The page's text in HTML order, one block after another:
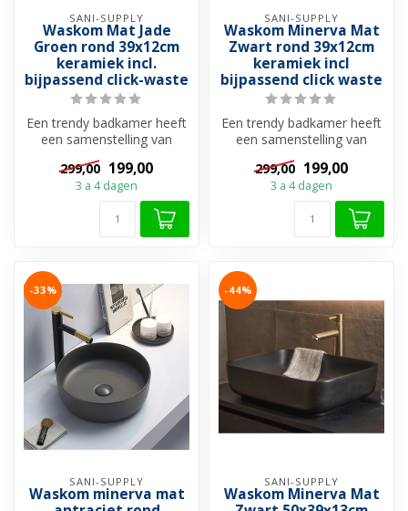
SANI-SUPPLY
Waskom Mat Jade
Groen rond 39x12cm
keramiek incl.
bijpassend click-waste
Een trendy badkamer heeft
een samenstelling van
gedurfde kleuren en de
mooiste c...
299,00 199,00
3 a 4 dagen
SANI-SUPPLY
Waskom Minerva Mat
Zwart rond 39x12cm
keramiek incl
bijpassend click waste
Een trendy badkamer heeft
een samenstelling van
gedurfde kleuren en de
mooiste c...
299,00 199,00
3 a 4 dagen
-33%
SANI-SUPPLY
Waskom minerva mat
-44%
SANI-SUPPLY
Waskom Minerva Mat